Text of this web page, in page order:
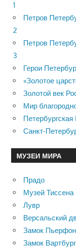
1
Петров
2
Петров
3
Герои
«Золотое
Золотой век
Мир
Санкт-
МУЗЕИ МИРА
Прадо
Музей
Лувр
Версальский
Замок Пьерфон
Замок Вартбург